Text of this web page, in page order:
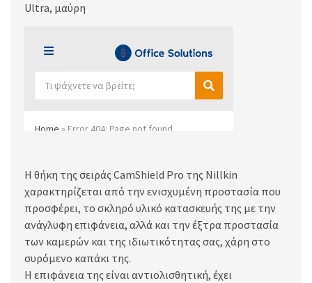
Ultra, μαύρη
Η θήκη της σειράς CamShield Pro της Nillkin
χαρακτηρίζεται από την ενισχυμένη προστασία που
προσφέρει, το σκληρό υλικό κατασκευής της με την
ανάγλυφη επιφάνεια, αλλά και την έξτρα προστασία
των καμερών και της ιδιωτικότητας σας, χάρη στο
συρόμενο καπάκι της.
Η επιφάνεια της είναι αντιολισθητική, έχει